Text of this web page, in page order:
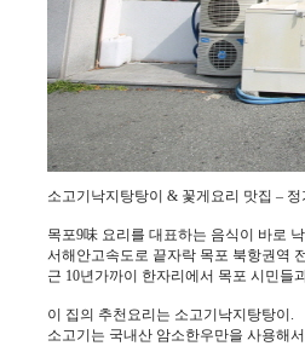
소고기낙지탕탕이 & 꽃게요리 맛집 –
목포9味 요리를 대표하는 음식이 바로
서해안고속도로 끝자락 목포 북항권역
근 10년가까이 한자리에서 목포 시민들
이 집의 추천요리는 소고기낙지탕탕이.
소고기는 국내산 암소한우만을 사용해